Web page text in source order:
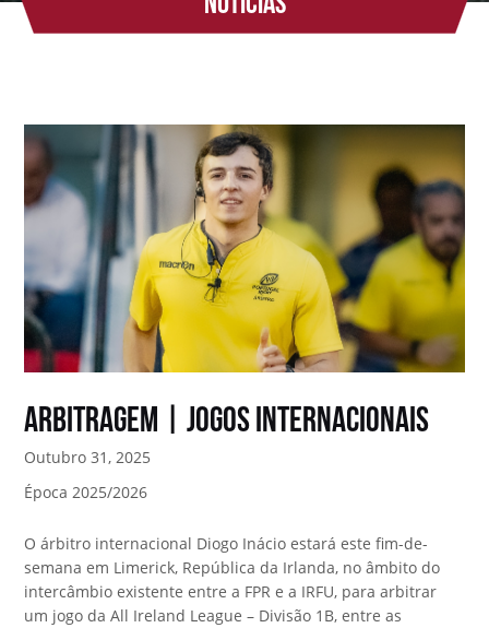
ARBITRAGEM | JOGOS INTERNACIONAIS
Outubro 31, 2025
Época 2025/2026
O árbitro internacional Diogo Inácio estará este fim-de-
semana em Limerick, República da Irlanda, no âmbito do
intercâmbio existente entre a FPR e a IRFU, para arbitrar
um jogo da All Ireland League – Divisão 1B, entre as